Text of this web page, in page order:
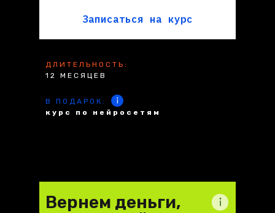
ДЛИТЕЛЬНОСТЬ:
12 МЕСЯЦЕВ
Записаться на курс
В ПОДАРОК:
курс по нейросетям
Вернем деньги,